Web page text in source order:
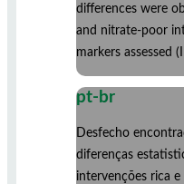
differences were
and nitrate-poor
markers assessed
pt-br
Desfecho
diferenças
intervenções rica